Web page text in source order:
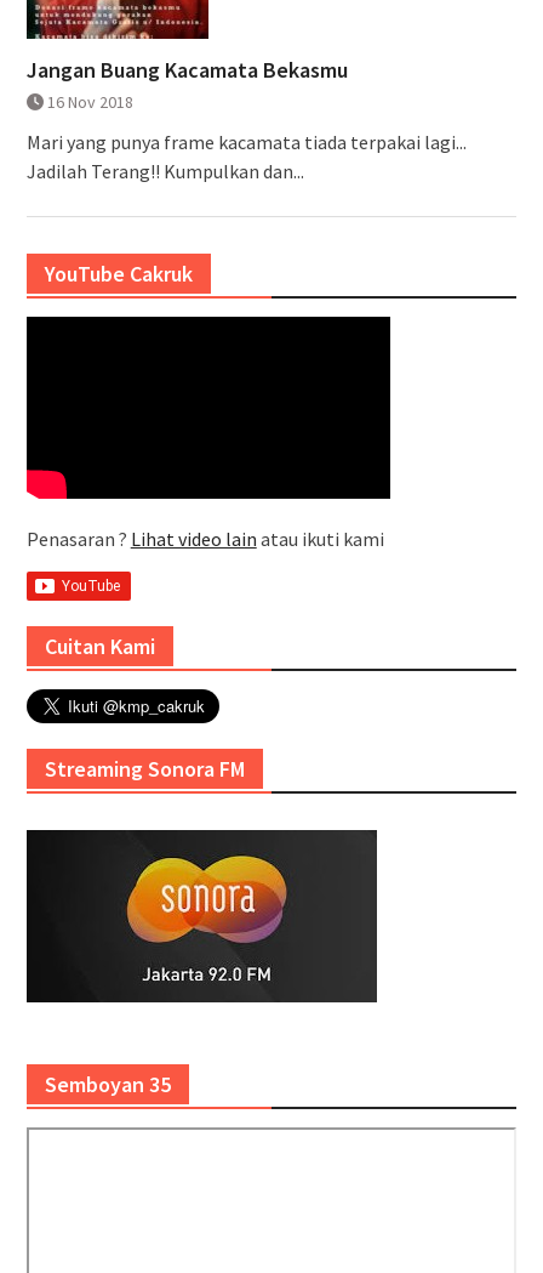
Jangan Buang Kacamata Bekasmu
16 Nov 2018
Mari yang punya frame kacamata tiada terpakai lagi...
Jadilah Terang!! Kumpulkan dan...
YouTube Cakruk
Penasaran ? Lihat video lain atau ikuti kami
Cuitan Kami
Streaming Sonora FM
Semboyan 35